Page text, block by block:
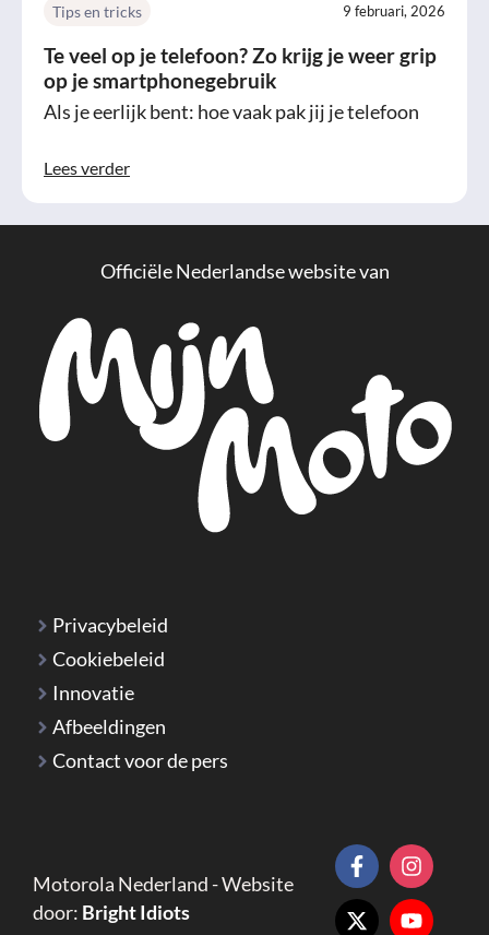
Tips en tricks 9 februari, 2026
Te veel op je telefoon? Zo krijg je weer grip
op je smartphonegebruik
Als je eerlijk bent: hoe vaak pak jij je telefoon
Lees verder
Officiële Nederlandse website van
Privacybeleid
Cookiebeleid
Innovatie
Afbeeldingen
Contact voor de pers
Motorola Nederland - Website
door: Bright Idiots